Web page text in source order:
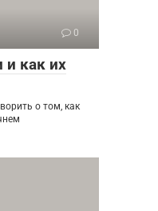
0
и как их
о том, как